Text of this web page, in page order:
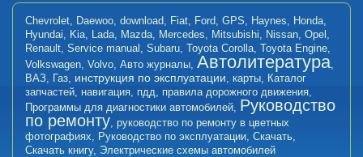
Chevrolet Daewoo download Fiat Ford GPS Haynes Honda
Hyundai
Kia Lada Mazda Mercedes Mitsubishi Nissan Opel
Renault Service manual Subaru Toyota Corolla Toyota Engine
Volkswagen Volvo Авто журналы Автолитература
ВАЗ Газ инструкция по эксплуатации карты Каталог
запчастей навигация пдд правила дорожного движения
Программы для диагностики автомобилей Руководство
по ремонту руководство по ремонту в цветных
фотографиях
Руководство по эксплуатации Скачать
Скачать книгу, Электрические схемы автомобилей